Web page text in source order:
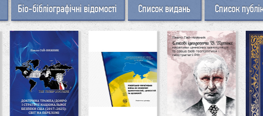
Біо-бібліографічні відомості Список видань Список